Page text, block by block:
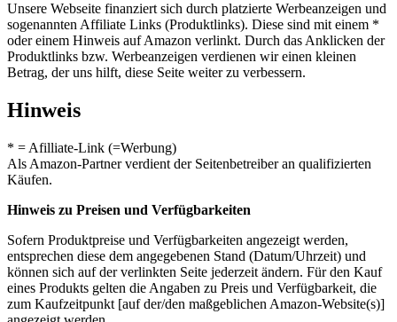
Unsere Webseite finanziert sich durch platzierte Werbeanzeigen und
sogenannten Affiliate Links (Produktlinks). Diese sind mit einem *
oder einem Hinweis auf Amazon verlinkt. Durch das Anklicken der
Produktlinks bzw. Werbeanzeigen verdienen wir einen kleinen
Betrag, der uns hilft, diese Seite weiter zu verbessern.
Hinweis
* = Afilliate-Link (=Werbung)
Als Amazon-Partner verdient der Seitenbetreiber an qualifizierten
Käufen.
Hinweis zu Preisen und Verfügbarkeiten
Sofern Produktpreise und Verfügbarkeiten angezeigt werden,
entsprechen diese dem angegebenen Stand (Datum/Uhrzeit) und
können sich auf der verlinkten Seite jederzeit ändern. Für den Kauf
eines Produkts gelten die Angaben zu Preis und Verfügbarkeit, die
zum Kaufzeitpunkt [auf der/den maßgeblichen Amazon-Website(s)]